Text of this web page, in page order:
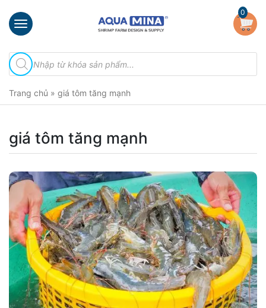
×
chủ
thiệu
phẩm
Đầu
Vi
Bọt
Khí
Ventek
Hướng
dẫn
lắp
đặt
Quy
0
Tìm
kiếm
sản
Trang chủ » giá tôm tăng mạnh
giá tôm tăng mạnh